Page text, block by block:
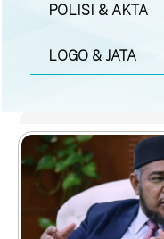
POLISI & AKTA
LOGO & JATA